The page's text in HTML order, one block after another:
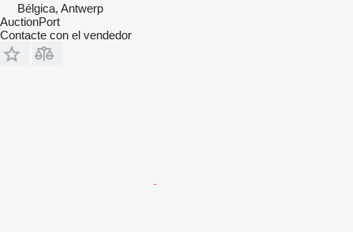
Bélgica, Antwerp
AuctionPort
Contacte con el vendedor